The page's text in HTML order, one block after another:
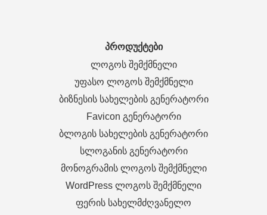
პროდუქტები
ლოგოს შემქმნელი
უფასო ლოგოს შემქმნელი
ბიზნესის სახელების გენერატორი
Favicon გენერატორი
ბლოგის სახელების გენერატორი
სლოგანის გენერატორი
მონოგრამის ლოგოს შემქმნელი
WordPress ლოგოს შემქმნელი
ფერის სახელმძღვანელო